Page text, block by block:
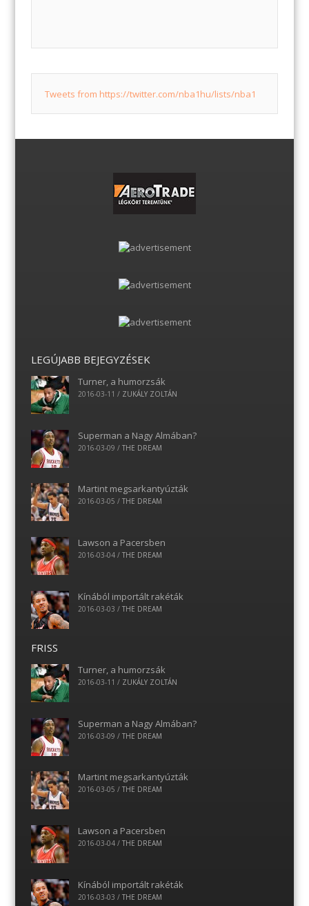
Tweets from https://twitter.com/nba1hu/lists/nba1
LEGÚJABB BEJEGYZÉSEK
Turner, a humorzsák
2016-03-11 / ZUKÁLY ZOLTÁN
Superman a Nagy Almában?
2016-03-09 / THE DREAM
Martint megsarkantyúzták
2016-03-05 / THE DREAM
Lawson a Pacersben
2016-03-04/ THE DREAM
Kínából importált rakéták
2016-03-03 / THE DREAM
FRISS
Turner, a humorzsák
2016-03-11 / ZUKÁLY ZOLTÁN
Superman a Nagy Almában?
2016-03-09 / THE DREAM
Martint megsarkantyúzták
2016-03-05 / THE DREAM
Lawson a Pacersben
2016-03-04/ THE DREAM
Kínából importált rakéták
2016-03-03 / THE DREAM